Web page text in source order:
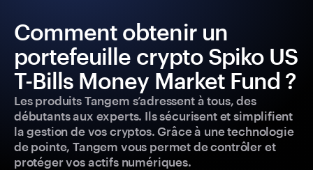
Comment obtenir un
portefeuille crypto Spiko US
T-Bills Money Market Fund ?
Les produits Tangem s’adressent à tous, des
débutants aux experts. Ils sécurisent et simplifient
la gestion de vos cryptos. Grâce à une technologie
de pointe, Tangem vous permet de contrôler et
protéger vos actifs numériques.